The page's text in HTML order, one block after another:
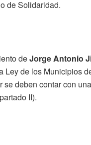
de Solidaridad.
deJorge Antonio
Ley de los Municipios
se deben contar con
II).